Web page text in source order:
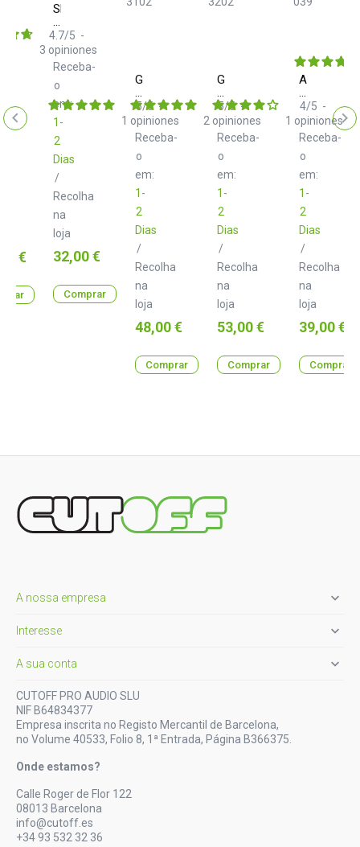
€
Skum
Acoustics
Fotter
Receba-
o
em:
1-
2
Dias
/
Recolha
na
loja
4.7/5 -
3 opiniones
Preço
32,00 €
Comprar
Gravity
SP
3102
Soporte
De
Monitor
Receba-
o
em:
1-
2
Dias
/
Recolha
na
loja
5/5-
1 opiniones
Preço
48,00 €
Comprar
Gravity
SP
3202
Soporte
de
Monitor
Receba-
o
em:
1-
2
Dias
/
Recolha
na
loja
5/5-
2 opiniones
Preço
53,00 €
Comprar
Adam
Hall
SKDB
039
Soporte
para
Monitor
Receba-
o
em:
1-
2
Dias
/
Recolha
na
loja
4/5 -
1 opiniones
Preço
39,00 €
Comprar
A nossa empresa 
Interesse 
A sua conta 
CUTOFF PRO AUDIO SLU
NIF B64834377
Empresa inscrita no Registo Mercantil de Barcelona,
no Volume 40533, Folio 8, 1ª Entrada, Página B366375.
Onde estamos?
Calle Roger de Flor 122
08013 Barcelona
info@cutoff.es
+34 93 532 32 36